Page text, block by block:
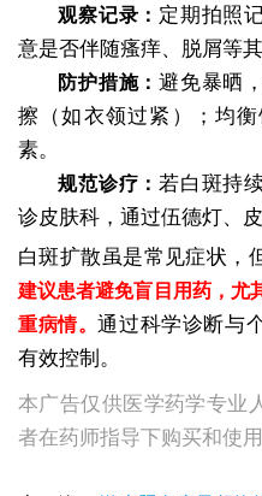
观察记录： 定期拍照
意是否伴随瘙痒、脱屑等其
防护措施：避免暴晒
擦（如衣领过紧）；均
素。
规范诊疗： 若白斑持
诊皮肤科，通过伍德灯、
白斑扩散虽是常见症状，
建议患者避免盲目用药，尤
重病情。通过科学诊断与
有效控制。
本广告仅供医学药学专业
者在药师指导下购买和使用